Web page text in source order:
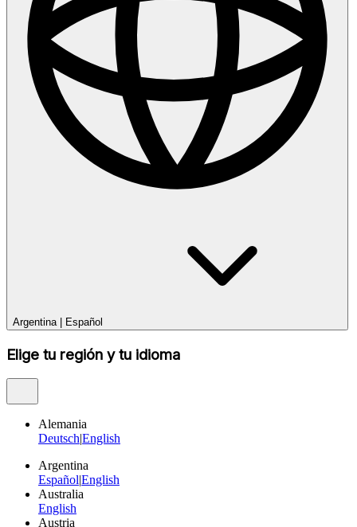
Argentina| Español
Elige tu región y tu idioma
Alemania
DeutschEnglish
Argentina
EspañolEnglish
Australia
English
Austria